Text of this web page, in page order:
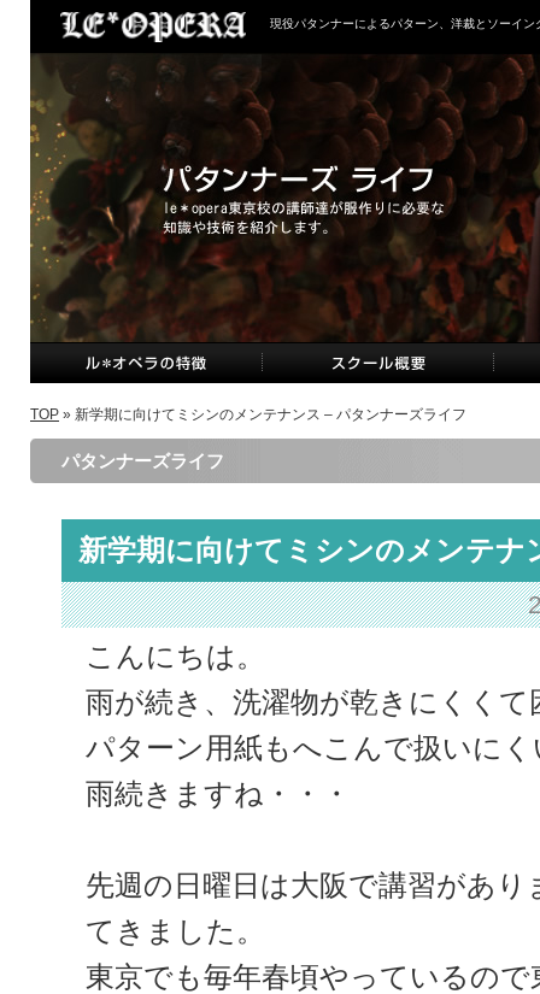
現役パタンナーによるパターン、洋裁とソーイン
TOP » 新学期に向けてミシンのメンテナンス – パタンナーズライフ
パタンナーズライフ
新学期に向けてミシンのメンテナ
こんにちは。
雨が続き、洗濯物が乾きにくく
パターン用紙もへこんで扱いに
雨続きますね・・・
先週の日曜日は大阪で講習があ
てきました。
東京でも毎年春頃やっているの